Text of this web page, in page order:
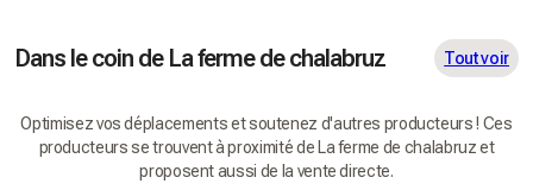
Dans le coin de La ferme de chalabruz Tout voir
Optimisez vos déplacements et soutenez d'autres producteurs ! Ces
producteurs se trouvent à proximité de La ferme de chalabruz et
proposent aussi de la vente directe.